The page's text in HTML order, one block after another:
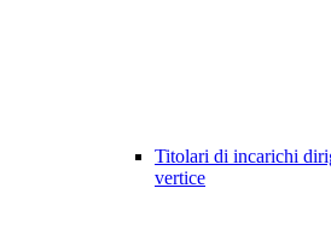
Titolari di incarichi
vertice